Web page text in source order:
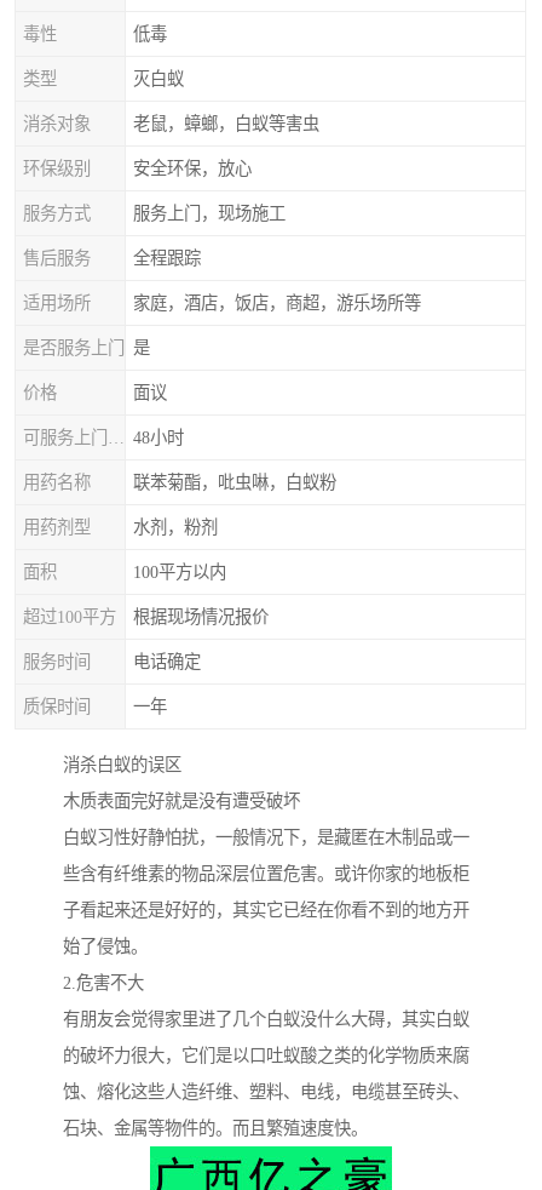
毒性 低毒
类型 灭白蚁
消杀对象 老鼠，蟑螂，白蚁等害虫
环保级别 安全环保，放心
服务方式 服务上门，现场施工
售后服务 全程跟踪
适用场所 家庭，酒店，饭店，商超，游乐场所等
是否服务上门 是
价格 面议
48小时
用药名称 联苯菊酯，吡虫啉，白蚁粉
用药剂型 水剂，粉剂
面积 100平方以内
超过100平方 根据现场情况报价
服务时间 电话确定
质保时间 一年
消杀白蚁的误区
木质表面完好就是没有遭受破坏
白蚁习性好静怕扰，一般情况下，是藏匿在木制品或一
些含有纤维素的物品深层位置危害。或许你家的地板柜
子看起来还是好好的，其实它已经在你看不到的地方开
始了侵蚀。
2.危害不大
有朋友会觉得家里进了几个白蚁没什么大碍，其实白蚁
的破坏力很大，它们是以口吐蚁酸之类的化学物质来腐
蚀、熔化这些人造纤维、塑料、电线，电缆甚至砖头、
石块、金属等物件的。而且繁殖速度快。